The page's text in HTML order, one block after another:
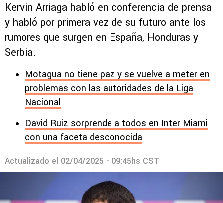
Kervin Arriaga habló en conferencia de prensa
y habló por primera vez de su futuro ante los
rumores que surgen en España, Honduras y
Serbia.
Motagua no tiene paz y se vuelve a meter en
problemas con las autoridades de la Liga
Nacional
David Ruiz sorprende a todos en Inter Miami
con una faceta desconocida
Actualizado el 02/04/2025 - 09:45hs CST